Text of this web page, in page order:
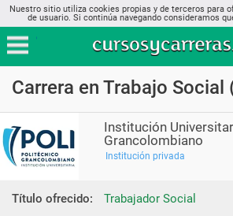
Nuestro sitio utiliza cookies propias y de terceros para
de usuario. Si continúa navegando consideramos
Carrera en Trabajo Social
Institución
Grancolombiano
Institución privada
Título ofrecido: Trabajador Social